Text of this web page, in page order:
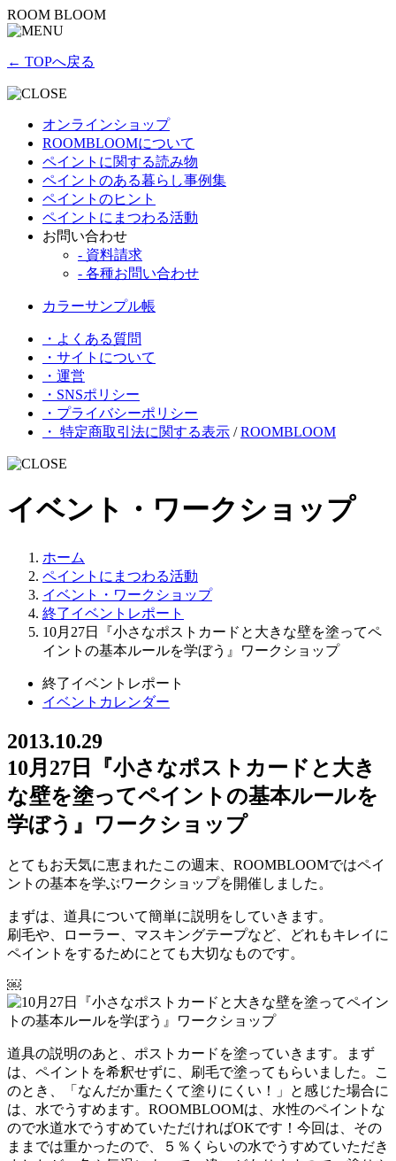
ROOM BLOOM
← TOPへ戻る
オンラインショップ
ROOMBLOOMについて
ペイントに関する読み物
ペイントのある暮らし事例集
ペイントのヒント
ペイントにまつわる活動
お問い合わせ
- 資料請求
- 各種お問い合わせ
カラーサンプル帳
・よくある質問
・サイトについて
・運営
・SNSポリシー
・プライバシーポリシー
・ 特定商取引法に関する表示 /ROOMBLOOM
イベント・ワークショップ
ホーム
ペイントにまつわる活動
イベント・ワークショップ
終了イベントレポート
10月27日『小さなポストカードと大きな壁を塗ってペ
イントの基本ルールを学ぼう』ワークショップ
終了イベントレポート
イベントカレンダー
2013.10.29
10月27日『小さなポストカードと大き
な壁を塗ってペイントの基本ルールを
学ぼう』ワークショップ
とてもお天気に恵まれたこの週末、ROOMBLOOMではペイ
ントの基本を学ぶワークショップを開催しました。
まずは、道具について簡単に説明をしていきます。
刷毛や、ローラー、マスキングテープなど、どれもキレイに
ペイントをするためにとても大切なものです。
￼
道具の説明のあと、ポストカードを塗っていきます。まず
は、ペイントを希釈せずに、刷毛で塗ってもらいました。こ
のとき、「なんだか重たくて塗りにくい！」と感じた場合に
は、水でうすめます。ROOMBLOOMは、水性のペイントな
ので水道水でうすめていただければOKです！今回は、その
ままでは重かったので、５％くらいの水でうすめていただき